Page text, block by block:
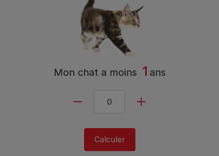
Mon chat a moins 1 ans
Calculer